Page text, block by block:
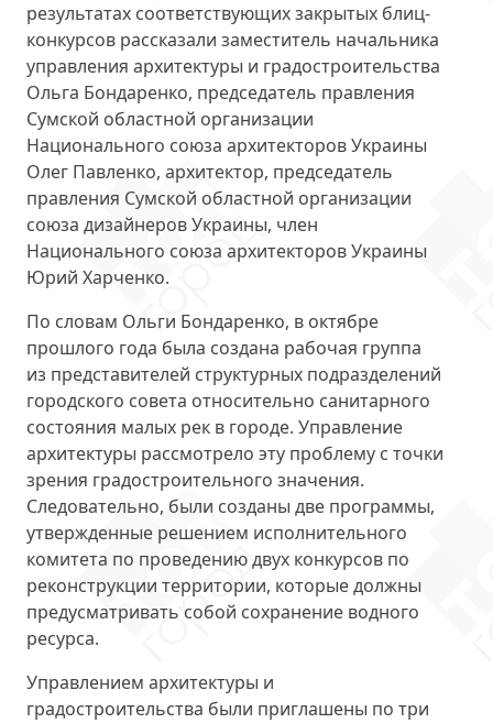
результатах соответствующих закрытых блиц-
конкурсов рассказали заместитель начальника
управления архитектуры и градостроительства
Ольга Бондаренко, председатель правления
Сумской областной организации
Национального союза архитекторов Украины
Олег Павленко, архитектор, председатель
правления Сумской областной организации
союза дизайнеров Украины, член
Национального союза архитекторов Украины
Юрий Харченко.
По словам Ольги Бондаренко, в октябре
прошлого года была создана рабочая группа
из представителей структурных подразделений
городского совета относительно санитарного
состояния малых рек в городе. Управление
архитектуры рассмотрело эту проблему с точки
зрения градостроительного значения.
Следовательно, были созданы две программы,
утвержденные решением исполнительного
комитета по проведению двух конкурсов по
реконструкции территории, которые должны
предусматривать собой сохранение водного
ресурса.
Управлением архитектуры и
градостроительства были приглашены по три